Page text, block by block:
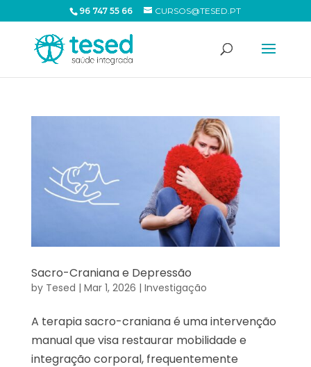
96 747 55 66 CURSOS@TESED.PT
Sacro-Craniana e Depressão
by Tesed | Mar 1, 2026 | Investigação
A terapia sacro-craniana é uma intervenção
manual que visa restaurar mobilidade e
integração corporal, frequentemente